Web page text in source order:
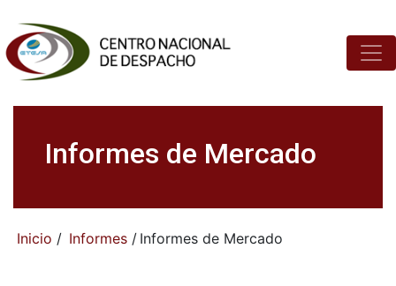
Informes de Mercado
Inicio / Informes / Informes de Mercado